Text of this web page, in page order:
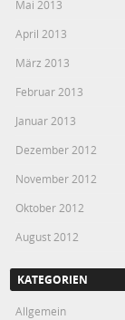
Mai 2013
April 2013
März 2013
Februar 2013
Januar 2013
Dezember 2012
November 2012
Oktober 2012
August 2012
KATEGORIEN
Allgemein